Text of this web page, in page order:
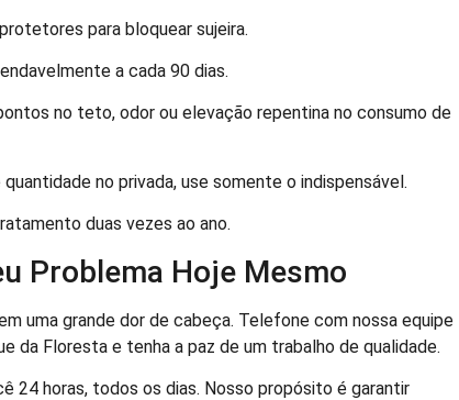
para bloquear sujeira.
a cada 90 dias.
no teto, odor ou elevação repentina no consumo de
no privada, use somente o indispensável.
duas vezes ao ano.
Problema Hoje Mesmo
uma grande dor de cabeça. Telefone com nossa equipe
da Floresta e tenha a paz de um trabalho de qualidade.
24 horas, todos os dias. Nosso propósito é garantir